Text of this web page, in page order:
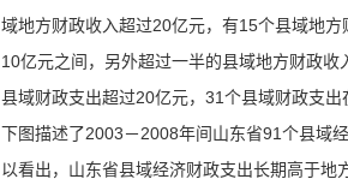
域地方财政收入超过20亿元，有15个县域地
10亿元之间，另外超过一半的县域地方财政
县域财政支出超过20亿元，31个县域财政支
下图描述了2003－2008年间山东省91个县域
以看出，山东省县域经济财政支出长期高于